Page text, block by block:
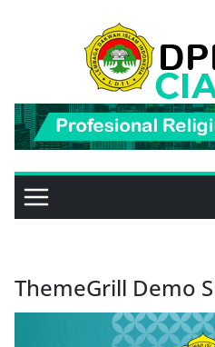
ThemeGrill Demo